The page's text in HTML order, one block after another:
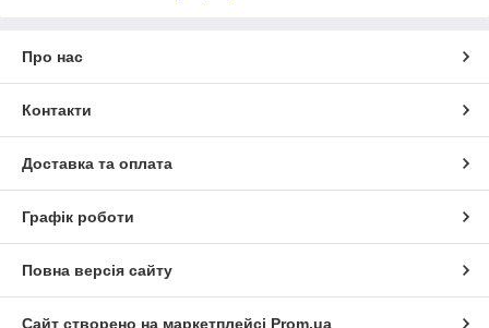
Про нас
Контакти
Доставка та оплата
Графік роботи
Повна версія сайту
Сайт створено на маркетплейсі Prom.ua